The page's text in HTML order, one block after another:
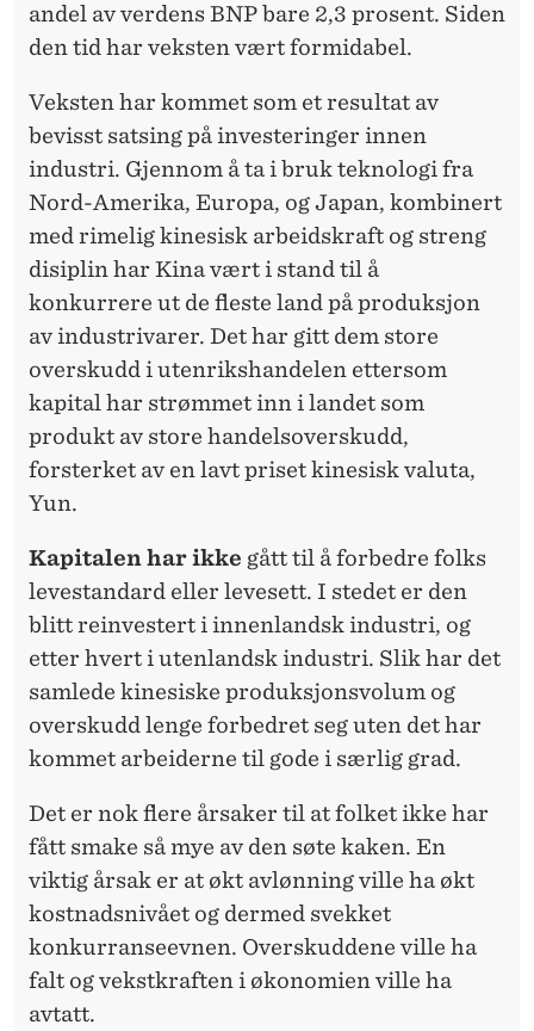
andel av verdens BNP bare 2,3 prosent. Siden
den tid har veksten vært formidabel.
Veksten har kommet som et resultat av
bevisst satsing på investeringer innen
industri. Gjennom å ta i bruk teknologi fra
Nord-Amerika, Europa, og Japan, kombinert
med rimelig kinesisk arbeidskraft og streng
disiplin har Kina vært i stand til å
konkurrere ut de fleste land på produksjon
av industrivarer. Det har gitt dem store
overskudd i utenrikshandelen ettersom
kapital har strømmet inn i landet som
produkt av store handels­overskudd,
forsterket av en lavt priset kinesisk valuta,
Yun.
Kapitalen har ikke gått til å forbedre folks
levestandard eller levesett. I stedet er den
blitt reinvestert i innenlandsk indu­stri, og
etter hvert i utenlandsk industri. Slik har det
samlede kinesiske produksjonsvolum og
overskudd lenge forbedret seg uten det har
kommet arbeiderne til gode i særlig grad.
Det er nok flere årsaker til at folket ikke har
fått smake så mye av den søte kaken. En
viktig årsak er at økt avlønning ville ha økt
kostnadsnivået og dermed svekket
konkurranseevnen. Overskuddene ville ha
falt og vekstkraften i økonomien ville ha
avtatt.